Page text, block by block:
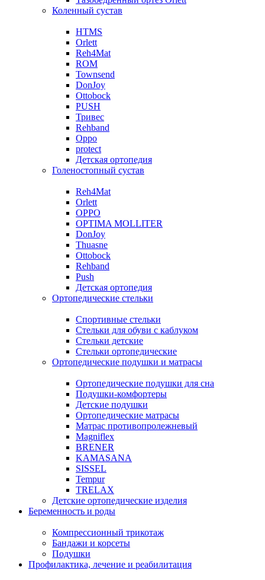
Коленный сустав
HTMS
Orlett
Reh4Mat
ROM
Townsend
DonJoy
Ottobock
PUSH
Тривес
Rehband
Oppo
protect
Детская ортопедия
Голеностопный сустав
Reh4Mat
Orlett
OPPO
OPTIMA MOLLITER
DonJoy
Thuasne
Ottobock
Rehband
Push
Детская ортопедия
Ортопедические стельки
Спортивные стельки
Стельки для обуви с каблуком
Стельки детские
Стельки ортопедические
Ортопедические подушки и матрасы
Ортопедические подушки для сна
Подушки-комфортеры
Детские подушки
Ортопедические матрасы
Матрас противопролежневый
Magniflex
BRENER
KAMASANA
SISSEL
Tempur
TRELAX
Детские ортопедические изделия
Беременность и роды
Компрессионный трикотаж
Бандажи и корсеты
Подушки
Профилактика, лечение и реабилитация